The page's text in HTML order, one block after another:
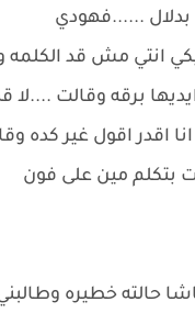
......فهودي
انتي مش قد الكلمه
برقه وقالت ....لا
اقدر اقول غير كده
بتكلم مين على فون
حالته خطيره